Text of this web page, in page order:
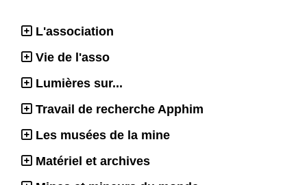
L'association
Vie de l'asso
Lumières sur...
Travail de recherche Apphim
Les musées de la mine
Matériel et archives